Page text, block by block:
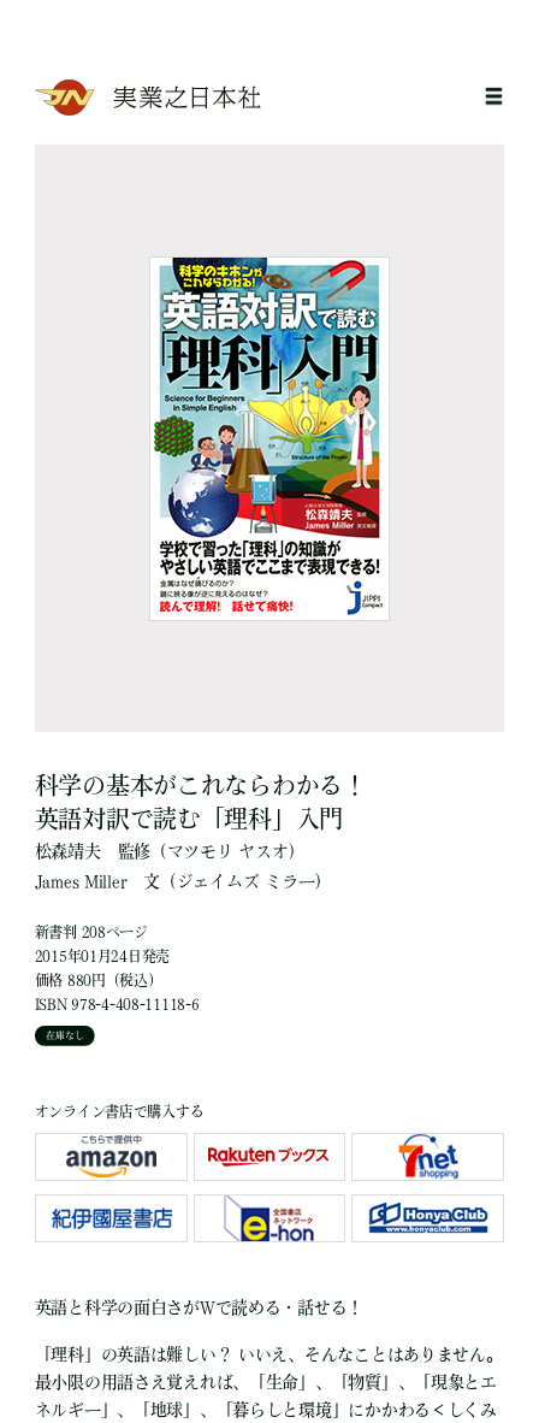
科学の基本がこれならわかる！
英語対訳で読む「理科」入門
松森靖夫 監修 （マツモリ ヤスオ）
James Miller
文 （ジェイムズ ミラー）
新書判 208ページ
2015年01月24日発売
価格 880円（税込）
ISBN 978-4-408-11118-6
在庫なし
オンライン書店で購入する
英語と科学の面白さがWで読める・話せる！
「理科」の英語は難しい？ いいえ、そんなことはありません。
最小限の用語さえ覚えれば、「生命」、「物質」、「現象とエ
ネルギー」、「地球」、「暮らしと環境」にかかわる＜しくみ